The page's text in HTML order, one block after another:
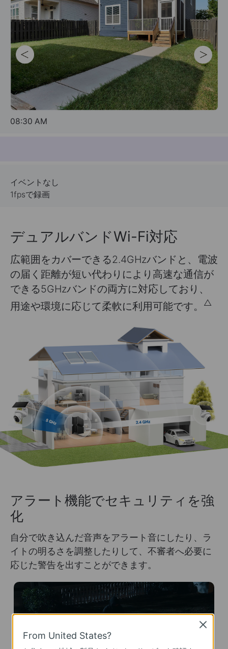
08:30 AM 04:21 PM 04:23 PM 10:47 PM
04:23 PM
イベント検知時
15fpsに切り替えて録画
デュアルバンドWi-Fi対応
広範囲をカバーできる2.4GHzバンドと、電波
の届く距離が短い代わりにより高速な通信が
できる5GHzバンドの両方に対応しており、
用途や環境に応じて柔軟に利用可能です。
△
アラート機能でセキュリティを強
化
自分で吹き込んだ音声をアラート音にしたり、ラ
イトの明るさを調整したりして、不審者へ必要に
応じた警告を出すことができます。
From United States?
Close